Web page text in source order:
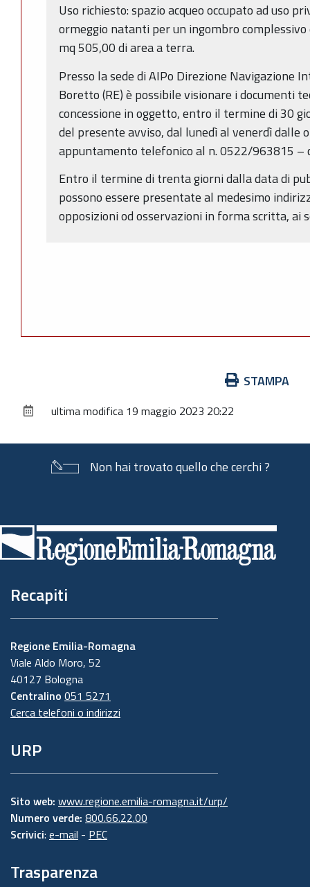
Uso richiesto: spazio acqueo occupato ad uso
ormeggio natanti per un ingombro complessivo
mq 505,00 di area a terra.
Presso la sede di AIPo Direzione Navigazione
Boretto (RE) è possibile visionare i documenti
concessione in oggetto, entro il termine di 30
del presente avviso, dal lunedì al venerdì dalle
appuntamento telefonico al n. 0522/963815 –
Entro il termine di trenta giorni dalla data di
possono essere presentate al medesimo
opposizioni od osservazioni in forma scritta, ai
documento
STAMPA
ultima modifica 19 maggio 2023 20:22
Non hai trovato quello che cerchi ?
di
pagina
Recapiti
Regione Emilia-Romagna
Viale Aldo Moro, 52
40127 Bologna
Centralino 051 5271
Cerca telefoni o indirizzi
URP
Sito web: www.regione.emilia-romagna.it/urp/
Numero verde: 800.66.22.00
Scrivici: e-mail - PEC
Trasparenza